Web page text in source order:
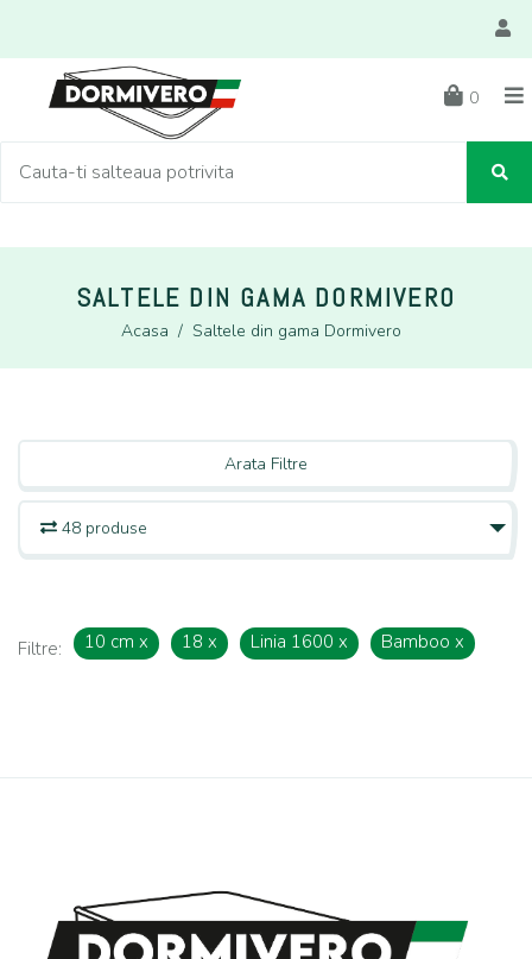
0
SALTELE DIN GAMA DORMIVERO
Acasa / Saltele din gama Dormivero
Arata Filtre
48 produse
Filtre: 10 cm x 18 x Linia 1600 x Bamboo x